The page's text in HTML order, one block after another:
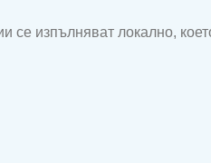
изпълняват локално,